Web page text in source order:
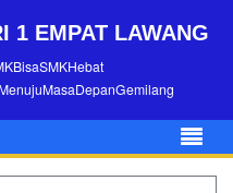
1 EMPAT LAWANG